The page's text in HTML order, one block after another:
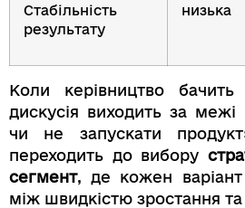
Стабільність
результату
низька
Коли керівництво бачить
дискусія виходить за межі
чи не запускати
переходить до вибору
сегмент, де кожен
між швидкістю зростання